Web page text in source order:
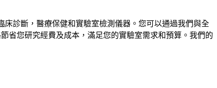
診斷，醫療保健和實驗室檢測儀器。您可以通過我們與全
省您研究經費及成本，滿足您的實驗室需求和預算。我們的